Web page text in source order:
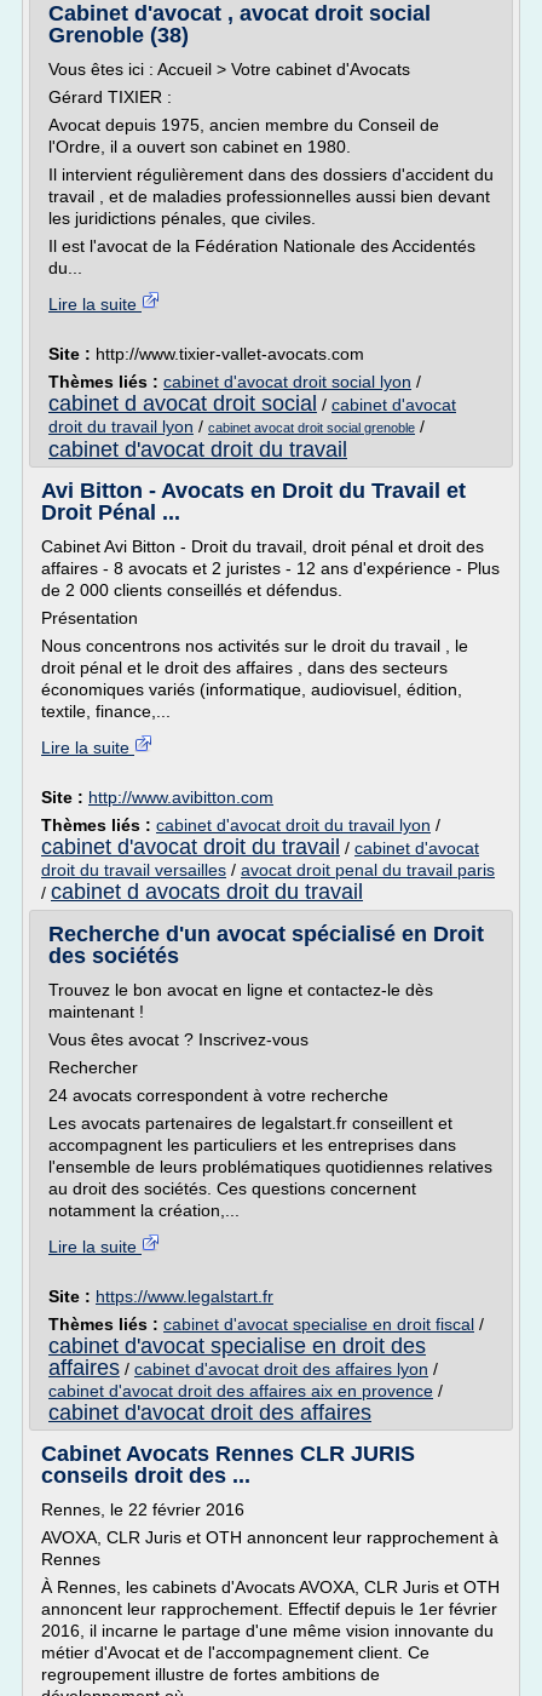
Cabinet d'avocat , avocat droit social
Grenoble (38)
Vous êtes ici : Accueil > Votre cabinet d'Avocats
Gérard TIXIER :
Avocat depuis 1975, ancien membre du Conseil de
l'Ordre, il a ouvert son cabinet en 1980.
Il intervient régulièrement dans des dossiers d'accident du
travail , et de maladies professionnelles aussi bien devant
les juridictions pénales, que civiles.
Il est l'avocat de la Fédération Nationale des Accidentés
du...
Lire la suite
Site : http://www.tixier-vallet-avocats.com
Thèmes liés : cabinet d'avocat droit social lyon /
cabinet d avocat droit social / cabinet d'avocat
droit du travail lyon / cabinet avocat droit social grenoble /
cabinet d'avocat droit du travail
Avi Bitton - Avocats en Droit du Travail et
Droit Pénal ...
Cabinet Avi Bitton - Droit du travail, droit pénal et droit des
affaires - 8 avocats et 2 juristes - 12 ans d'expérience - Plus
de 2 000 clients conseillés et défendus.
Présentation
Nous concentrons nos activités sur le droit du travail , le
droit pénal et le droit des affaires , dans des secteurs
économiques variés (informatique, audiovisuel, édition,
textile, finance,...
Lire la suite
Site : http://www.avibitton.com
Thèmes liés : cabinet d'avocat droit du travail lyon /
cabinet d'avocat droit du travail / cabinet d'avocat
droit du travail versailles / avocat droit penal du travail paris
/ cabinet d avocats droit du travail
Recherche d'un avocat spécialisé en Droit
des sociétés
Trouvez le bon avocat en ligne et contactez-le dès
maintenant !
Vous êtes avocat ? Inscrivez-vous
Rechercher
24 avocats correspondent à votre recherche
Les avocats partenaires de legalstart.fr conseillent et
accompagnent les particuliers et les entreprises dans
l'ensemble de leurs problématiques quotidiennes relatives
au droit des sociétés. Ces questions concernent
notamment la création,...
Lire la suite
Site : https://www.legalstart.fr
Thèmes liés : cabinet d'avocat specialise en droit fiscal /
cabinet d'avocat specialise en droit des
affaires / cabinet d'avocat droit des affaires lyon /
cabinet d'avocat droit des affaires aix en provence /
cabinet d'avocat droit des affaires
Cabinet Avocats Rennes CLR JURIS
conseils droit des ...
Rennes, le 22 février 2016
AVOXA, CLR Juris et OTH annoncent leur rapprochement à
Rennes
À Rennes, les cabinets d'Avocats AVOXA, CLR Juris et OTH
annoncent leur rapprochement. Effectif depuis le 1er février
2016, il incarne le partage d'une même vision innovante du
métier d'Avocat et de l'accompagnement client. Ce
regroupement illustre de fortes ambitions de